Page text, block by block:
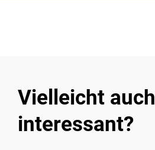
Vielleicht auch
interessant?